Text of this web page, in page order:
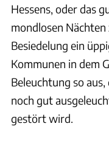
Hessens, oder das
mondlosen
Besiedelung ein
Kommunen in dem
Beleuchtung so
noch gut
gestört wird.